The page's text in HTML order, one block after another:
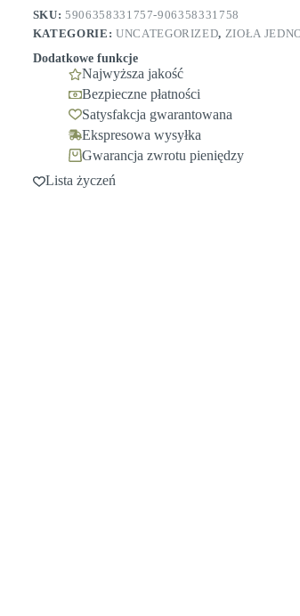
Ziołowy
Raj
SKU:5906358331757-906358331758
KATEGORIE: UNCATEGORIZED, ZIOŁA
Dodatkowe funkcje
Najwyższa jakość
Bezpieczne płatności
Satysfakcja gwarantowana
Ekspresowa wysyłka
Gwarancja zwrotu pieniędzy
Lista życzeń